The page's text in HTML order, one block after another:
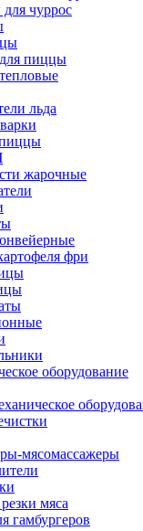
чуррос
пиццы
льда
жарочные
фри
оборудование
мясомассажеры
мяса
гамбургеров